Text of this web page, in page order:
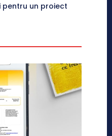
pentru un proiect